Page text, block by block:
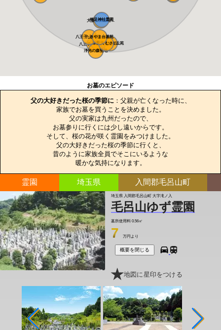
東京ゆりが丘苑
八王子メモリア...
萩霊園
浄光の森聖地
帝釈天 むさし...
八王子 上川霊...
大型公園墓地 ...
稲足神社霊園
たきやま台墓苑
お墓のエピソード
父の大好きだった桜の季節に ：父親が亡くなった時に、
家族でお墓を買うことを決めました。
父の実家は九州だったので、
お墓参りに行くには少し遠いからです。
そして、桜の花が咲く霊園をみつけました。
父の大好きだった桜の季節に行くと、
昔のように家族全員でそこにいるような
暖かな気持になります。
霊園 埼玉県 入間郡毛呂山町
埼玉県 入間郡毛呂山町 大字滝ノ入
毛呂山ゆず霊園
墓所使用料 0.56㎡
7 万円より
概要を閉じる
地図に星印をつける